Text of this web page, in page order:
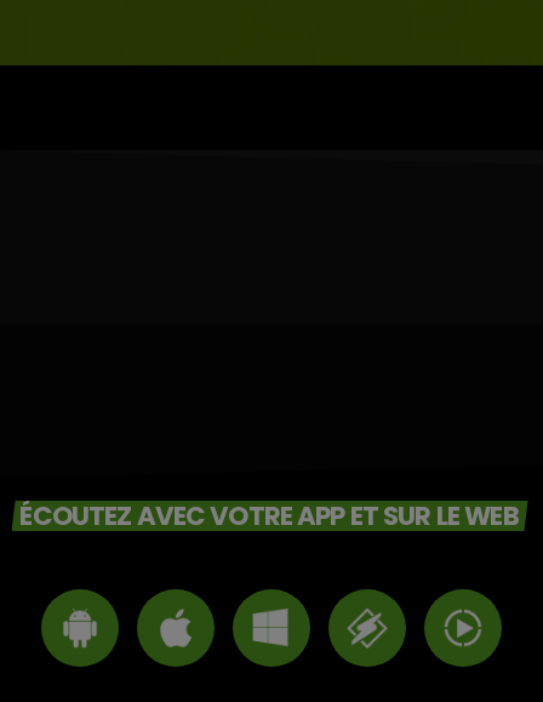
ÉCOUTEZ AVEC VOTRE APP ET SUR LE WEB